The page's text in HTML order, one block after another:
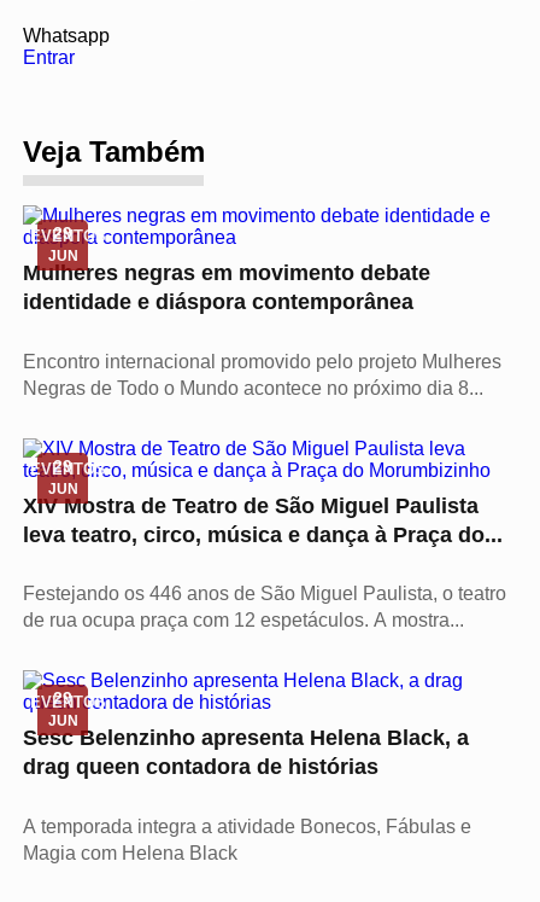
Whatsapp
Entrar
Veja Também
29
JUN
EVENTOS
Mulheres negras em movimento debate
identidade e diáspora contemporânea
Encontro internacional promovido pelo projeto Mulheres
Negras de Todo o Mundo acontece no próximo dia 8...
29
JUN
EVENTOS
XIV Mostra de Teatro de São Miguel Paulista
leva teatro, circo, música e dança à Praça do...
Festejando os 446 anos de São Miguel Paulista, o teatro
de rua ocupa praça com 12 espetáculos. A mostra...
29
JUN
EVENTOS
Sesc Belenzinho apresenta Helena Black, a
drag queen contadora de histórias
A temporada integra a atividade Bonecos, Fábulas e
Magia com Helena Black